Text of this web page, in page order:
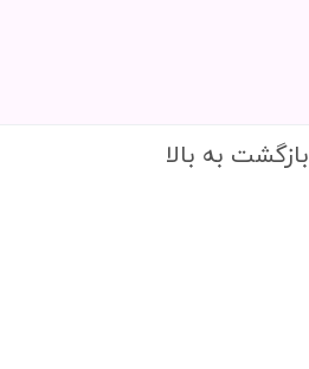
بازگشت به بالا